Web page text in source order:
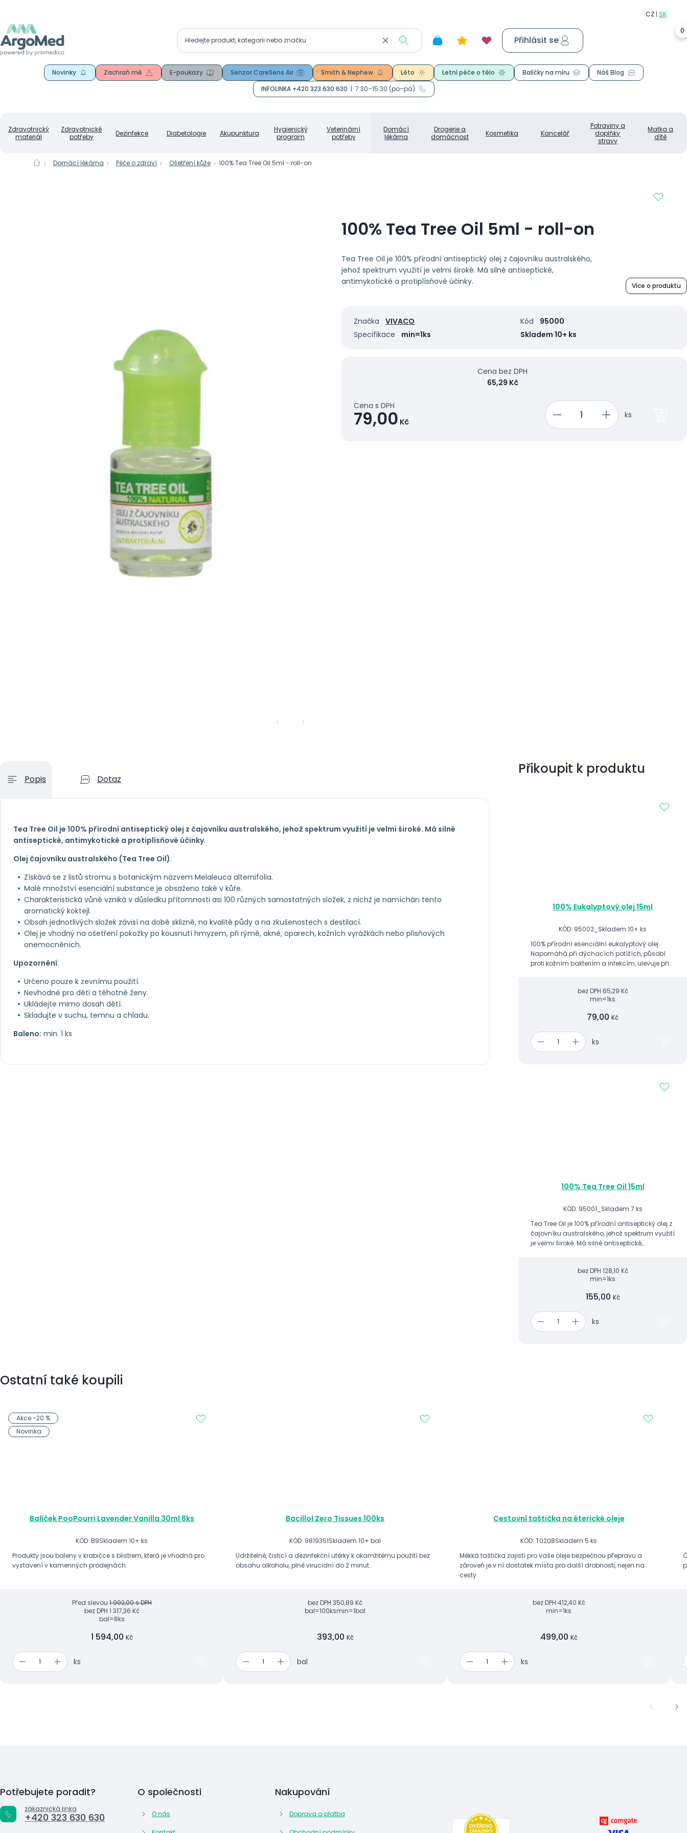
Zdravotnický
materiál
Zdravotnické
potřeby
Dezinfekce Diabetologie Akupunktura
Hygienický
program
Veterinární
potřeby
Domácí
lékárna
Drogerie a
domácnost
Kosmetika Kancelář
Potraviny a
doplňky
stravy
Matka a
dítě
0
Přihlásit se
Novinky Zachraň mě E-poukazy Senzor CareSens Air Smith & Nephew Léto Letní péče o tělo Balíčky na míru
Náš Blog
INFOLINKA +420 323 630 630
7:30–15:30 (po–pá)
Domácí lékárna Péče o zdraví Ošetření kůže 100% Tea Tree Oil 5ml - roll-on
100% Tea Tree Oil 5ml - roll-on
Tea Tree Oil je 100% přírodní antiseptický olej z čajovníku australského,
jehož spektrum využití je velmi široké. Má silné antiseptické,
antimykotické a protiplísňové účinky.
Více o produktu
Značka VIVACO Kód
95000
Specifikace
min=1ks Skladem 10+ ks
Cena s DPH
79,00 Kč
Cena bez DPH
65,29 Kč
ks
Popis Dotaz
Tea Tree Oil je 100% přírodní antiseptický olej z čajovníku australského, jehož spektrum využití je velmi široké. Má silné
antiseptické, antimykotické a protiplísňové účinky.
Olej čajovníku australského (Tea Tree Oil):
Získává se z listů stromu s botanickým názvem Melaleuca alternifolia.
Malé množství esenciální substance je obsaženo také v kůře.
Charakteristická vůně vzniká v důsledku přítomnosti asi 100 různých samostatných složek, z nichž je namíchán tento
aromatický koktejl.
Obsah jednotlivých složek závisí na době sklizně, na kvalitě půdy a na zkušenostech s destilací.
Olej je vhodný na ošetření pokožky po kousnutí hmyzem, při rýmě, akné, oparech, kožních vyrážkách nebo plísňových
onemocněních.
Upozornění:
Určeno pouze k zevnímu použití.
Nevhodné pro děti a těhotné ženy.
Ukládejte mimo dosah dětí.
Skladujte v suchu, temnu a chladu.
Baleno: min. 1 ks
Přikoupit k produktu
100% Eukalyptový olej 15ml
KÓD: 95002_ Skladem 10+ ks
100% přírodní esenciální eukalyptový olej.
Napomáhá při dýchacích potížích, působí
proti kožním bakteriím a infekcím, ulevuje při
bez DPH 65,29 Kč
min=1ks
79,00 Kč
ks
100% Tea Tree Oil 15ml
KÓD: 95001_ Skladem 7 ks
Tea Tree Oil je 100% přírodní antiseptický olej z
čajovníku australského, jehož spektrum využití
je velmi široké. Má silné antiseptické,
bez DPH 128,10 Kč
min=1ks
155,00 Kč
ks
Ostatní také koupili
Balíček PooPourri Lavender Vanilla 30ml 8ks
KÓD: B9Skladem 10+ ks
Produkty jsou baleny v krabičce s blistrem, která je vhodná pro
vystavení v kamenných prodejnách.
Před slevou1 992,00 s DPH
bez DPH 1 317,36 Kč
bal=8ks
1 594,00 Kč
ks
Akce -20 %
Novinka
Bacillol Zero Tissues 100ks
KÓD: 9819351Skladem 10+ bal
Udržitelné, čisticí a dezinfekční utěrky k okamžitému použití bez
obsahu alkoholu, plně virucidní do 2 minut.
bez DPH 350,89 Kč
bal=100ksmin=1bal
393,00 Kč
bal
Cestovní taštička na éterické oleje
KÓD: T0208Skladem 5 ks
Měkká taštička zajistí pro vaše oleje bezpečnou přepravu a
zároveň je v ní dostatek místa pro další drobnosti, nejen na
cesty.
bez DPH 412,40 Kč
min=1ks
499,00 Kč
ks
Potřebujete poradit?
zákaznická linka
+420 323 630 630
O společnosti
O nás
Nakupování
Doprava a platba